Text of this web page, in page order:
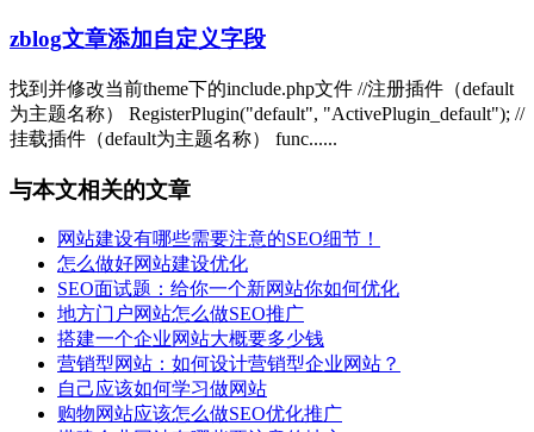
zblog文章添加自定义字段
找到并修改当前theme下的include.php文件 //注册插件（default
为主题名称） RegisterPlugin("default", "ActivePlugin_default"); //
挂载插件（default为主题名称） func......
与本文相关的文章
网站建设有哪些需要注意的SEO细节！
怎么做好网站建设优化
SEO面试题：给你一个新网站你如何优化
地方门户网站怎么做SEO推广
搭建一个企业网站大概要多少钱
营销型网站：如何设计营销型企业网站？
自己应该如何学习做网站
购物网站应该怎么做SEO优化推广